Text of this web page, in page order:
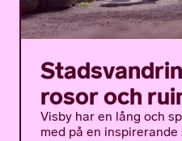
rosor och
Visby har en lång och
med på en